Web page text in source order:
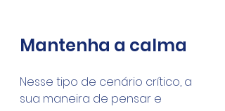
Mantenha a calma
Nesse tipo de cenário crítico, a
sua maneira de pensar e